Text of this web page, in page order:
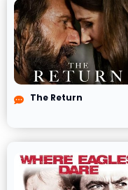
The Return